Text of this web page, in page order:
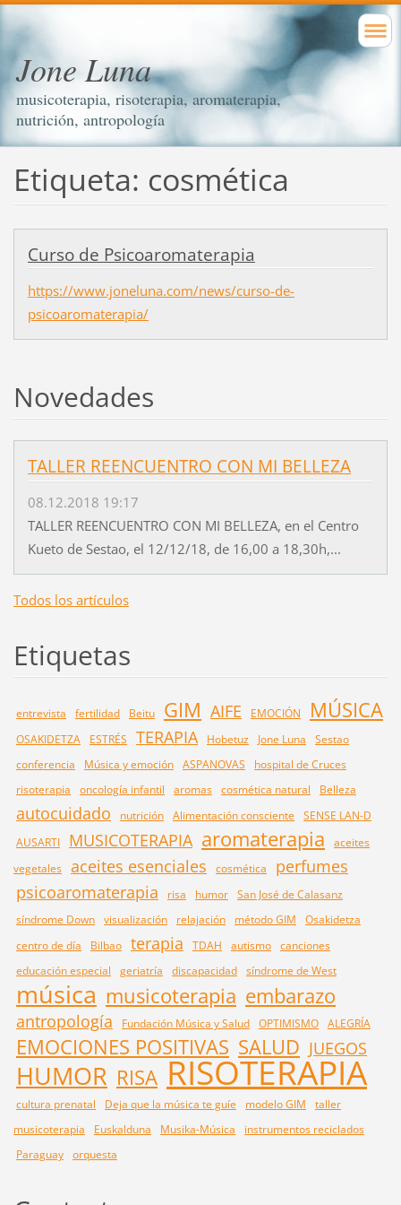
Jone Luna
musicoterapia, risoterapia, aromaterapia,
nutrición, antropología
Etiqueta: cosmética
Curso de Psicoaromaterapia
https://www.joneluna.com/news/curso-de-
psicoaromaterapia/
Novedades
TALLER REENCUENTRO CON MI BELLEZA
08.12.2018 19:17
TALLER REENCUENTRO CON MI BELLEZA, en el Centro
Kueto de Sestao, el 12/12/18, de 16,00 a 18,30h,...
Todos los artículos
Etiquetas
entrevista fertilidad Beitu GIM AIFE EMOCIÓN MÚSICA
OSAKIDETZA ESTRÉS TERAPIA Hobetuz Jone Luna
Sestao
conferencia
Música y emoción ASPANOVAS
hospital de Cruces
risoterapia
oncología infantil aromas cosmética natural Belleza
autocuidado nutrición Alimentación consciente
SENSE LAN-D
AUSARTI
MUSICOTERAPIA aromaterapia
aceites
vegetales aceites esenciales cosmética
perfumes
psicoaromaterapia
risa humor San José de Calasanz
síndrome Down visualización relajación método GIM
Osakidetza
centro de día
Bilbao terapia TDAH autismo canciones
educación especial
geriatría discapacidad síndrome de West
música musicoterapia embarazo
antropología Fundación Música y Salud OPTIMISMO ALEGRÍA
EMOCIONES POSITIVAS SALUD JUEGOS
HUMOR RISA RISOTERAPIA
cultura prenatal Deja que la música te guíe modelo GIM
taller
musicoterapia
Euskalduna Musika-Música
instrumentos reciclados
Paraguay orquesta